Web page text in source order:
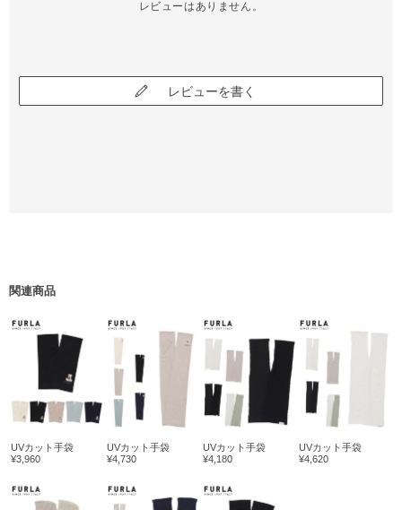
レビューはありません。
レビューを書く
関連商品
UVカット手袋
¥3,960
UVカット手袋
¥4,730
UVカット手袋
¥4,180
UVカット手袋
¥4,620